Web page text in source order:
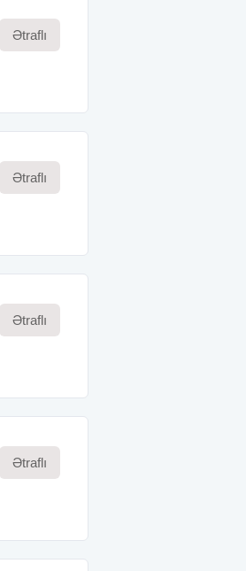
Ətraflı
Ətraflı
Ətraflı
Ətraflı